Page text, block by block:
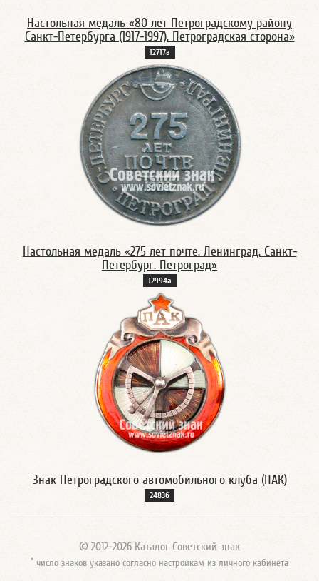
Настольная медаль «80 лет Петроградскому району
Санкт-Петербурга (1917-1997). Петроградская сторона»
12717а
Настольная медаль «275 лет почте. Ленинград. Санкт-
Петербург. Петроград»
12994а
Знак Петроградского автомобильного клуба (ПАК)
2483б
© 2012-2026 Каталог Советский знак
* число знаков указано согласно настройкам из личного кабинета